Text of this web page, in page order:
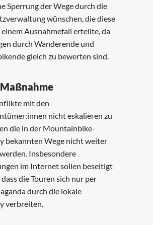
Sperrung der Wege durch die
wünschen, die diese
Ausnahmefall erteilte, da
durch Wanderende und
gleich zu bewerten sind.
mit den
nicht eskalieren zu
die in der Mountainbike-
bekannten Wege nicht weiter
Insbesondere
im Internet sollen beseitigt
die Touren sich nur per
durch die lokale
verbreiten.